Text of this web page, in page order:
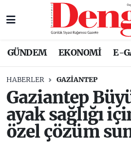
GÜNDEM EKONOMİ E-
HABERLER GAZIANTEP
Gaziantep
ayak sağlığı
özel çözüm
Nöbetçi Eczaneler
Trafik Durumu
Süper Lig Puan Durumu
Tüm Manşetler